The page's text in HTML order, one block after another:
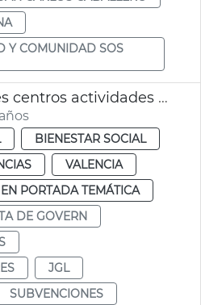
Y COMUNIDAD SOS
JGL Subvenciones centros actividades personas mayores
BIENESTAR SOCIAL
VALENCIA
EN PORTADA TEMÁTICA
DE GOVERN
JGL
SUBVENCIONES